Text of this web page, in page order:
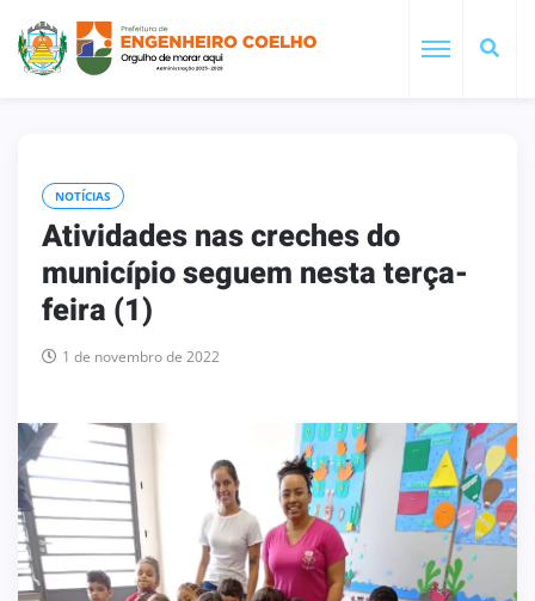
NOTÍCIAS
Atividades nas creches do
município seguem nesta terça-
feira (1)
1 de novembro de 2022